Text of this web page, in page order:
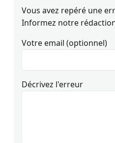
Vous avez repéré une
Informez notre
Votre email (optionnel)
Décrivez l'erreur